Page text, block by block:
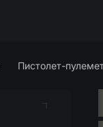
Пистолет-